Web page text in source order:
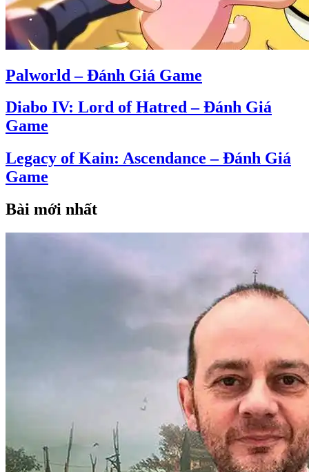
Palworld – Đánh Giá Game
Diabo IV: Lord of Hatred – Đánh Giá
Game
Legacy of Kain: Ascendance – Đánh Giá
Game
Bài mới nhất